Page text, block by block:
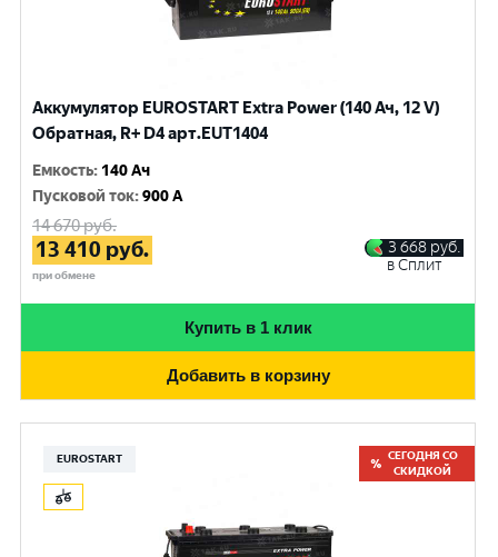
Аккумулятор EUROSTART Extra Power (140 Ач, 12 V)
Обратная, R+ D4 арт.EUT1404
Емкость: 140 Ач
Пусковой ток:900 A
14 670руб.
13 410 руб.
при обмене
3 668 руб.
в Сплит
Купить в 1 клик
Добавить в корзину
EUROSTART
СЕГОДНЯ СО
СКИДКОЙ